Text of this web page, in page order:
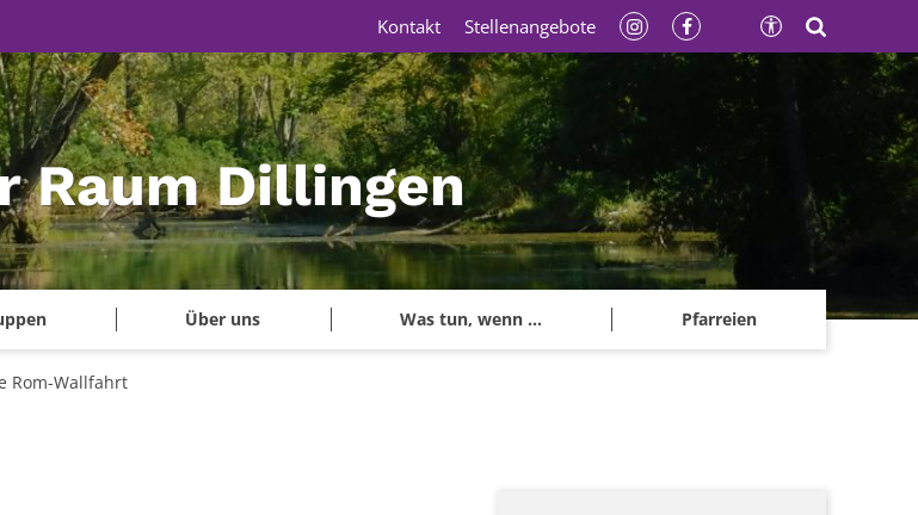
Raum Dillingen
Über uns Was tun, wenn ... Pfarreien
Kontakt Stellenangebote
Rom-Wallfahrt